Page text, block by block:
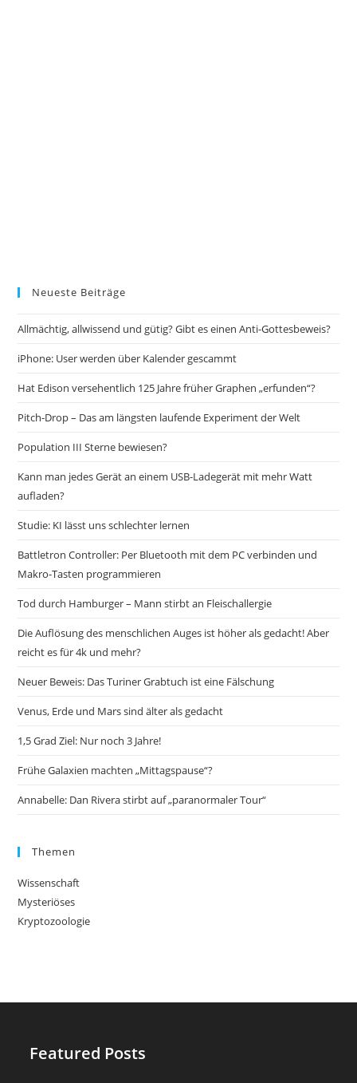
Neueste Beiträge
Allmächtig, allwissend und gütig? Gibt es einen Anti-Gottesbeweis?
iPhone: User werden über Kalender gescammt
Hat Edison versehentlich 125 Jahre früher Graphen „erfunden“?
Pitch-Drop – Das am längsten laufende Experiment der Welt
Population III Sterne bewiesen?
Kann man jedes Gerät an einem USB-Ladegerät mit mehr Watt
aufladen?
Studie: KI lässt uns schlechter lernen
Battletron Controller: Per Bluetooth mit dem PC verbinden und
Makro-Tasten programmieren
Tod durch Hamburger – Mann stirbt an Fleischallergie
Die Auflösung des menschlichen Auges ist höher als gedacht! Aber
reicht es für 4k und mehr?
Neuer Beweis: Das Turiner Grabtuch ist eine Fälschung
Venus, Erde und Mars sind älter als gedacht
1,5 Grad Ziel: Nur noch 3 Jahre!
Frühe Galaxien machten „Mittagspause“?
Annabelle: Dan Rivera stirbt auf „paranormaler Tour“
Themen
Wissenschaft
Mysteriöses
Kryptozoologie
Featured Posts